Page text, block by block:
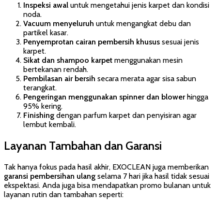
Inspeksi awal untuk mengetahui jenis karpet dan kondisi
noda.
Vacuum menyeluruh untuk mengangkat debu dan
partikel kasar.
Penyemprotan cairan pembersih khusus sesuai jenis
karpet.
Sikat dan shampoo karpet menggunakan mesin
bertekanan rendah.
Pembilasan air bersih secara merata agar sisa sabun
terangkat.
Pengeringan menggunakan spinner dan blowerhingga
95% kering.
Finishing dengan parfum karpet dan penyisiran agar
lembut kembali.
Layanan Tambahan dan Garansi
Tak hanya fokus pada hasil akhir, EXOCLEAN juga memberikan
garansi pembersihan ulang selama 7 hari jika hasil tidak sesuai
ekspektasi. Anda juga bisa mendapatkan promo bulanan untuk
layanan rutin dan tambahan seperti: